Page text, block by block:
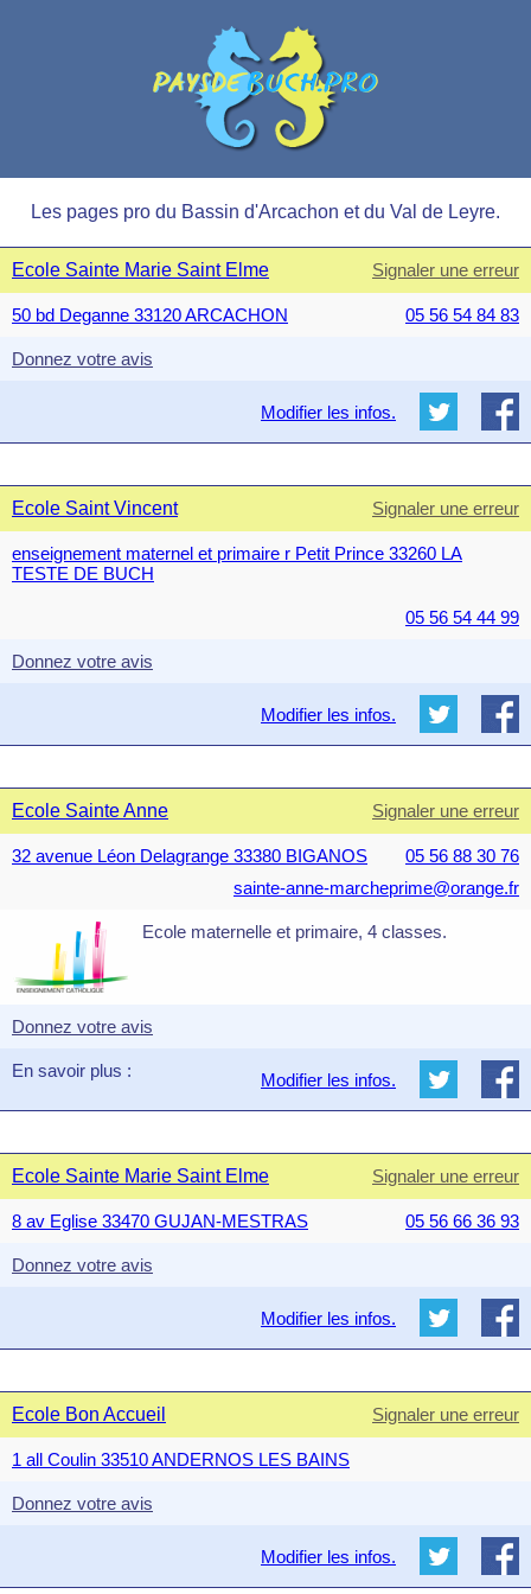
Les pages pro du Bassin d'Arcachon et du Val de Leyre.
Ecole Sainte Marie Saint Elme Signaler une erreur
50 bd Deganne 33120 ARCACHON 05 56 54 84 83
Donnez votre avis
Modifier les infos.
Ecole Saint Vincent Signaler une erreur
enseignement maternel et primaire r Petit Prince 33260 LA
TESTE DE BUCH
05 56 54 44 99
Donnez votre avis
Modifier les infos.
Ecole Sainte Anne Signaler une erreur
32 avenue Léon Delagrange 33380 BIGANOS
05 56 88 30 76
sainte-anne-marcheprime@orange.fr
Ecole maternelle et primaire, 4 classes.
Donnez votre avis
En savoir plus : Modifier les infos.
Ecole Sainte Marie Saint Elme Signaler une erreur
8 av Eglise 33470 GUJAN-MESTRAS 05 56 66 36 93
Donnez votre avis
Modifier les infos.
Ecole Bon Accueil Signaler une erreur
1 all Coulin 33510 ANDERNOS LES BAINS
Donnez votre avis
Modifier les infos.